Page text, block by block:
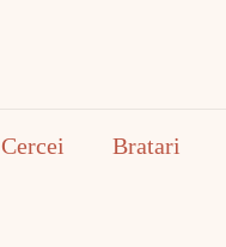
Cercei Bratari